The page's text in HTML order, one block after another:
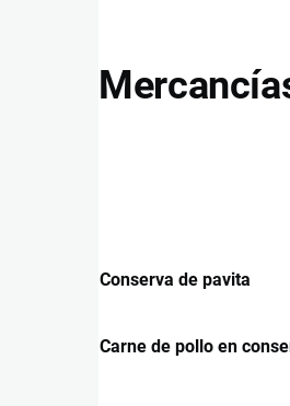
Conserva de pavita
Carne de pollo en